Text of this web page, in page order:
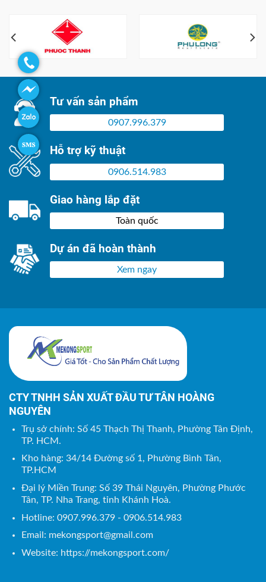
Tư vấn sản phẩm
0907.996.379
Hỗ trợ kỹ thuật
0906.514.983
Giao hàng lắp đặt
Toàn quốc
Dự án đã hoàn thành
Xem ngay
CTY TNHH SẢN XUẤT ĐẦU TƯ TÂN HOÀNG
NGUYÊN
Trụ sở chính: Số 45 Thạch Thị Thanh, Phường Tân Định,
TP. HCM.
Kho hàng: 34/14 Đường số 1, Phường Bình Tân,
TP.HCM
Đại lý Miền Trung: Số 39 Thái Nguyên, Phường Phước
Tân, TP. Nha Trang, tỉnh Khánh Hoà.
Hotline: 0907.996.379 - 0906.514.983
Email: mekongsport@gmail.com
Website: https://mekongsport.com/